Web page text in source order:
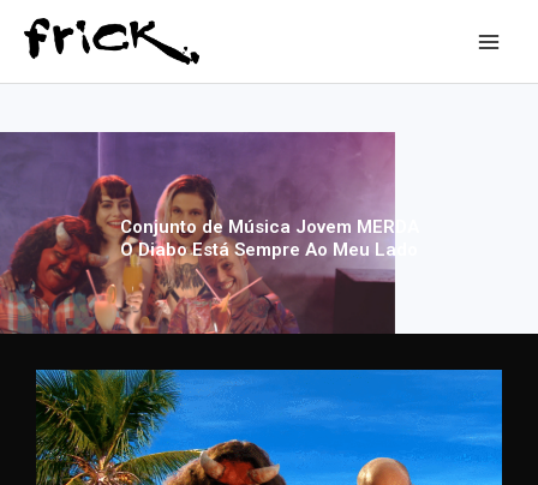
para
conteúdo
Conjunto de Música Jovem MERDA
O Diabo Está Sempre Ao Meu Lado